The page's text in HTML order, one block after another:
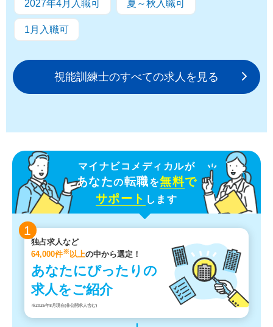
2027年4月入職可 夏～秋入職可
1月入職可
視能訓練士のすべての求人を見る
マイナビコメディカルが
あなたの転職を無料で
サポート します
1
独占求人など
64,000件※以上の中から選定！
あなたにぴったりの
求人をご紹介
※2026年8月現在(非公開求人含む)